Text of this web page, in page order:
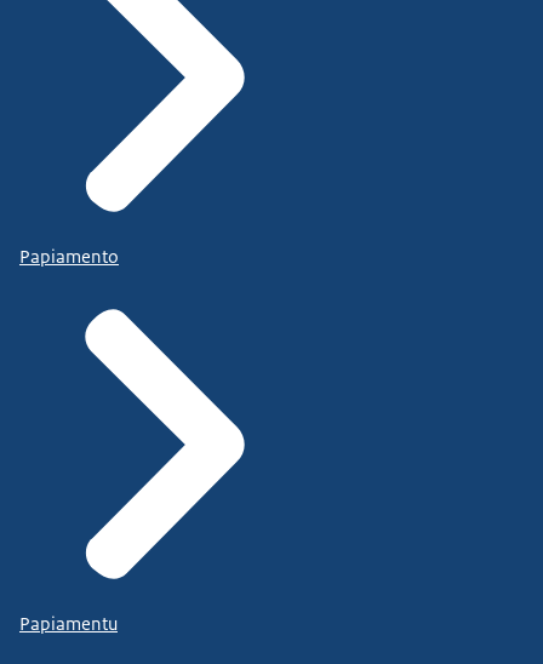
Papiamento
Papiamentu